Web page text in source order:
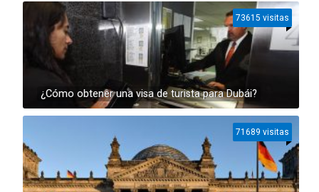
¿Cómo obtener una visa de turista para Dubái?
73615 visitas
71689 visitas